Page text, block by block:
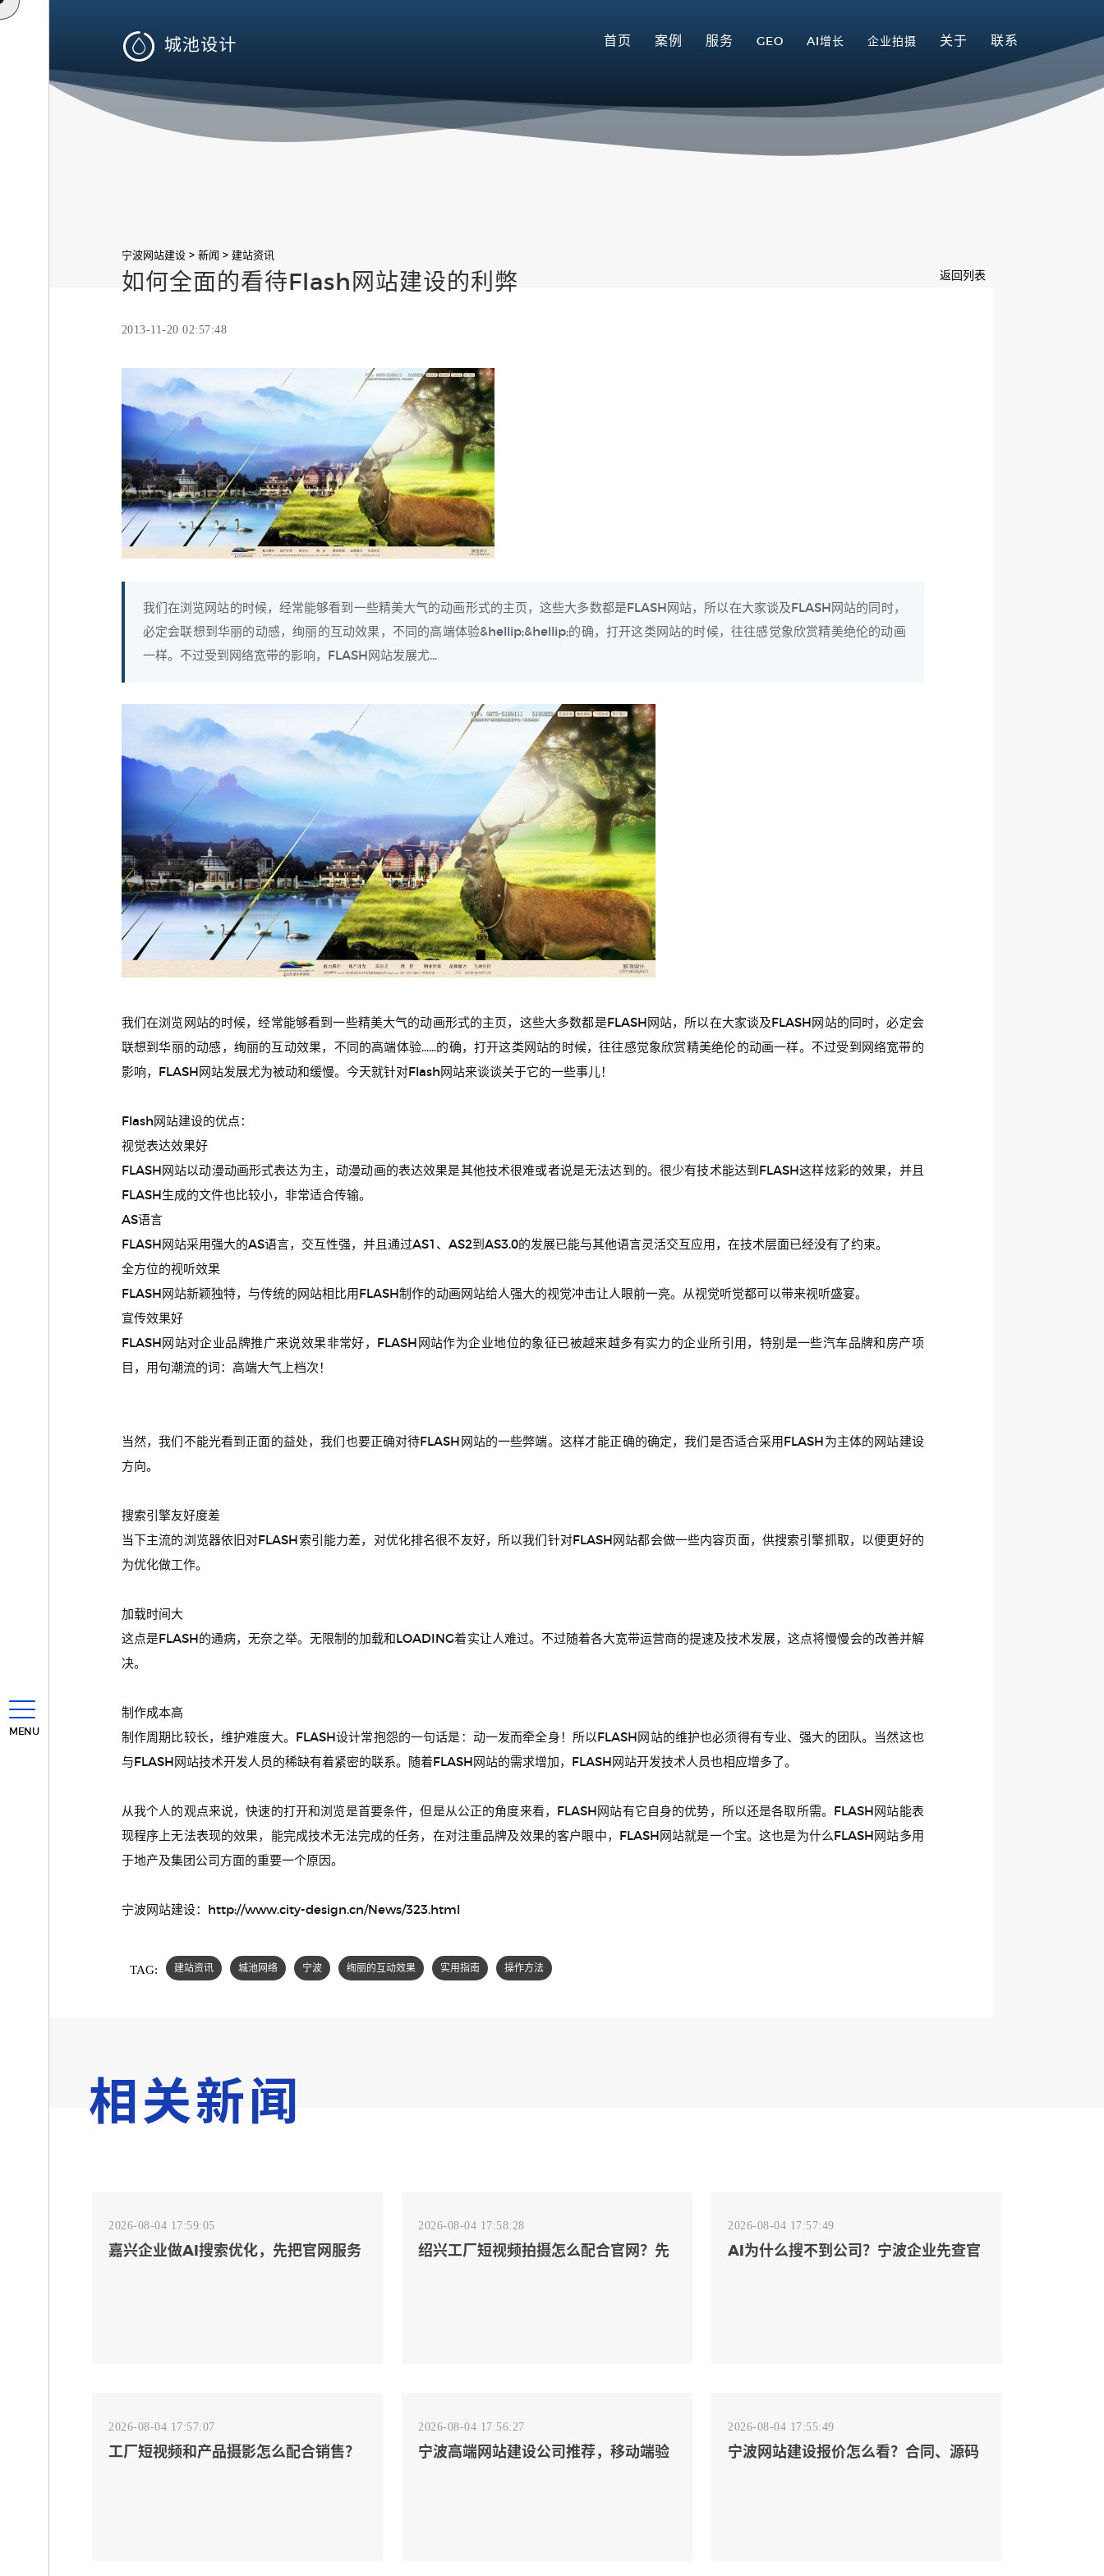
MENU
 首页 案例 服务 GEO AI增长 企业拍摄 关于 联系
宁波网站建设> 新闻 > 建站资讯
返回列表
如何全面的看待Flash网站建设的利弊
2013-11-20 02:57:48
我们在浏览网站的时候，经常能够看到一些精美大气的动画形式的主页，这些大多数都是FLASH网站，所以在大家谈及FLASH网站的同时，
必定会联想到华丽的动感，绚丽的互动效果，不同的高端体验&hellip;&hellip;的确，打开这类网站的时候，往往感觉象欣赏精美绝伦的动画
一样。不过受到网络宽带的影响，FLASH网站发展尤...
我们在浏览网站的时候，经常能够看到一些精美大气的动画形式的主页，这些大多数都是FLASH网站，所以在大家谈及FLASH网站的同时，必定会
联想到华丽的动感，绚丽的互动效果，不同的高端体验……的确，打开这类网站的时候，往往感觉象欣赏精美绝伦的动画一样。不过受到网络宽带的
影响，FLASH网站发展尤为被动和缓慢。今天就针对Flash网站来谈谈关于它的一些事儿！
Flash网站建设的优点：
视觉表达效果好
FLASH网站以动漫动画形式表达为主，动漫动画的表达效果是其他技术很难或者说是无法达到的。很少有技术能达到FLASH这样炫彩的效果，并且
FLASH生成的文件也比较小，非常适合传输。
AS语言
FLASH网站采用强大的AS语言，交互性强，并且通过AS1、AS2到AS3.0的发展已能与其他语言灵活交互应用，在技术层面已经没有了约束。
全方位的视听效果
FLASH网站新颖独特，与传统的网站相比用FLASH制作的动画网站给人强大的视觉冲击让人眼前一亮。从视觉听觉都可以带来视听盛宴。
宣传效果好
FLASH网站对企业品牌推广来说效果非常好，FLASH网站作为企业地位的象征已被越来越多有实力的企业所引用，特别是一些汽车品牌和房产项
目，用句潮流的词：高端大气上档次！
当然，我们不能光看到正面的益处，我们也要正确对待FLASH网站的一些弊端。这样才能正确的确定，我们是否适合采用FLASH为主体的网站建设
方向。
搜索引擎友好度差
当下主流的浏览器依旧对FLASH索引能力差，对优化排名很不友好，所以我们针对FLASH网站都会做一些内容页面，供搜索引擎抓取，以便更好的
为优化做工作。
加载时间大
这点是FLASH的通病，无奈之举。无限制的加载和LOADING着实让人难过。不过随着各大宽带运营商的提速及技术发展，这点将慢慢会的改善并解
决。
制作成本高
制作周期比较长，维护难度大。FLASH设计常抱怨的一句话是：动一发而牵全身！所以FLASH网站的维护也必须得有专业、强大的团队。当然这也
与FLASH网站技术开发人员的稀缺有着紧密的联系。随着FLASH网站的需求增加，FLASH网站开发技术人员也相应增多了。
从我个人的观点来说，快速的打开和浏览是首要条件，但是从公正的角度来看，FLASH网站有它自身的优势，所以还是各取所需。FLASH网站能表
现程序上无法表现的效果，能完成技术无法完成的任务，在对注重品牌及效果的客户眼中，FLASH网站就是一个宝。这也是为什么FLASH网站多用
于地产及集团公司方面的重要一个原因。
宁波网站建设：http://www.city-design.cn/News/323.html
TAG: 建站资讯 城池网络 宁波 绚丽的互动效果 实用指南 操作方法
相关新闻
2026-08-04 17:59:05
嘉兴企业做AI搜索优化，先把官网服务
2026-08-04 17:58:28
绍兴工厂短视频拍摄怎么配合官网？先
2026-08-04 17:57:49
AI为什么搜不到公司？宁波企业先查官
2026-08-04 17:57:07
工厂短视频和产品摄影怎么配合销售？
2026-08-04 17:56:27
宁波高端网站建设公司推荐，移动端验
2026-08-04 17:55:49
宁波网站建设报价怎么看？合同、源码